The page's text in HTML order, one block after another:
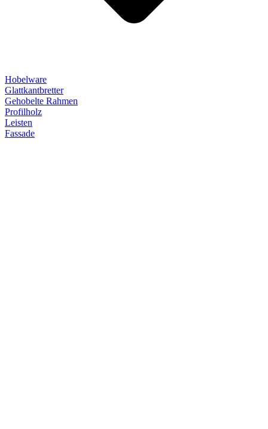
Hobelware
Glattkantbretter
Gehobelte Rahmen
Profilholz
Leisten
Fassade